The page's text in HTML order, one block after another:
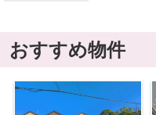
おすすめ物件